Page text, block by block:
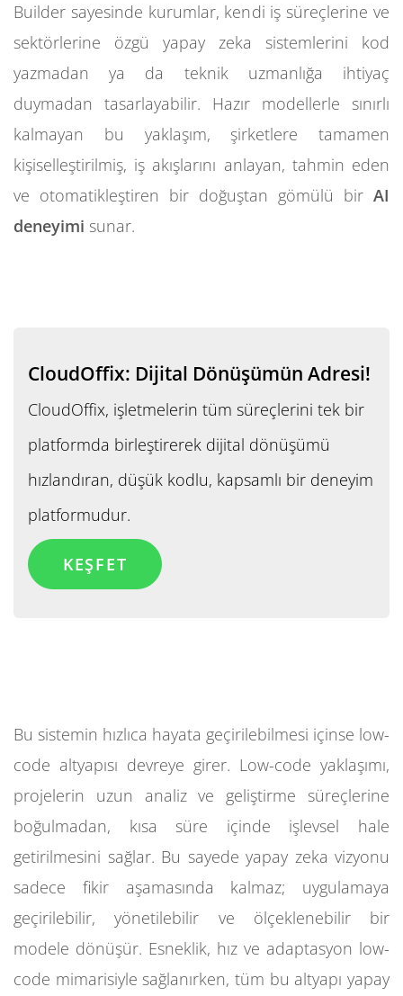
Builder sayesinde kurumlar, kendi iş süreçlerine ve
sektörlerine özgü yapay zeka sistemlerini kod
yazmadan ya da teknik uzmanlığa ihtiyaç
duymadan tasarlayabilir. Hazır modellerle sınırlı
kalmayan bu yaklaşım, şirketlere tamamen
kişiselleştirilmiş, iş akışlarını anlayan, tahmin eden
ve otomatikleştiren bir doğuştan gömülü bir AI
deneyimi sunar.
CloudOffix: Dijital Dönüşümün Adresi!
CloudOffix, işletmelerin tüm süreçlerini tek bir
platformda birleştirerek dijital dönüşümü
hızlandıran, düşük kodlu, kapsamlı bir deneyim
platformudur.
KEŞFET
Bu sistemin hızlıca hayata geçirilebilmesi içinse low-
code altyapısı devreye girer. Low-code yaklaşımı,
projelerin uzun analiz ve geliştirme süreçlerine
boğulmadan, kısa süre içinde işlevsel hale
getirilmesini sağlar. Bu sayede yapay zeka vizyonu
sadece fikir aşamasında kalmaz; uygulamaya
geçirilebilir, yönetilebilir ve ölçeklenebilir bir
modele dönüşür. Esneklik, hız ve adaptasyon low-
code mimarisiyle sağlanırken, tüm bu altyapı yapay